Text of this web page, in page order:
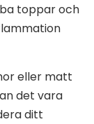
toppar och
eller matt
det vara
ditt